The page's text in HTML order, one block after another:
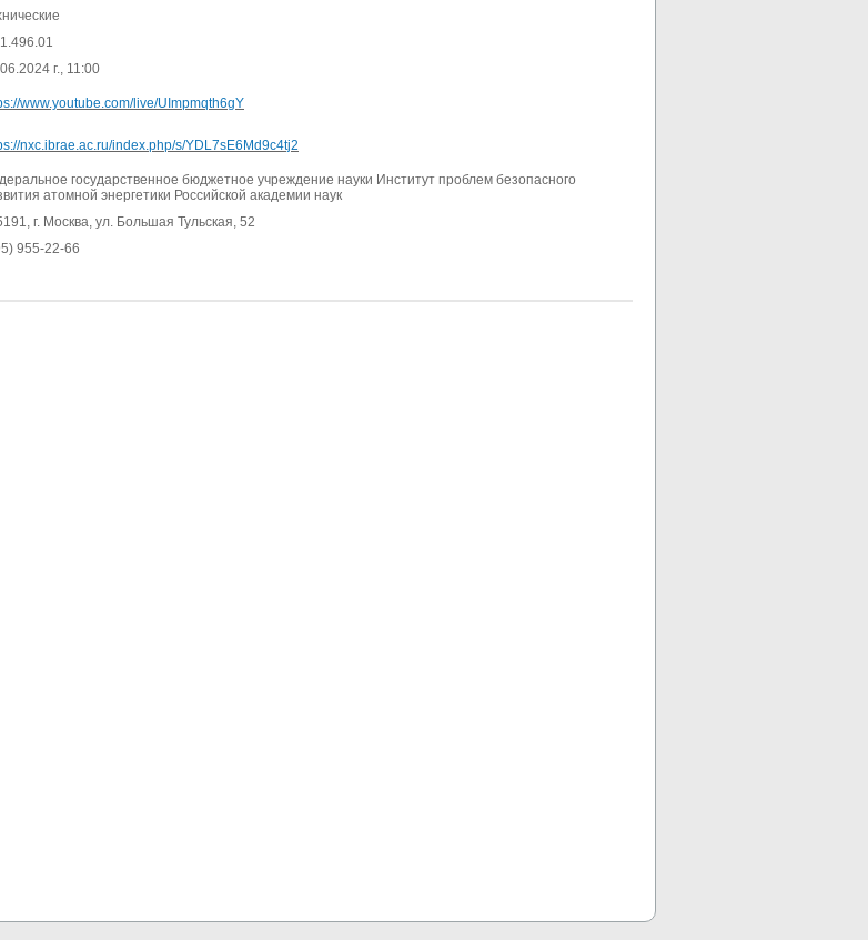
г., 11:00
www.youtube.com/live/UImpmqth6gY
nxc.ibrae.ac.ru/index.php/s/YDL7sE6Md9c4tj2
государственное бюджетное учреждение науки Институт проблем безопасного
атомной энергетики Российской академии наук
г. Москва, ул. Большая Тульская, 52
955-22-66